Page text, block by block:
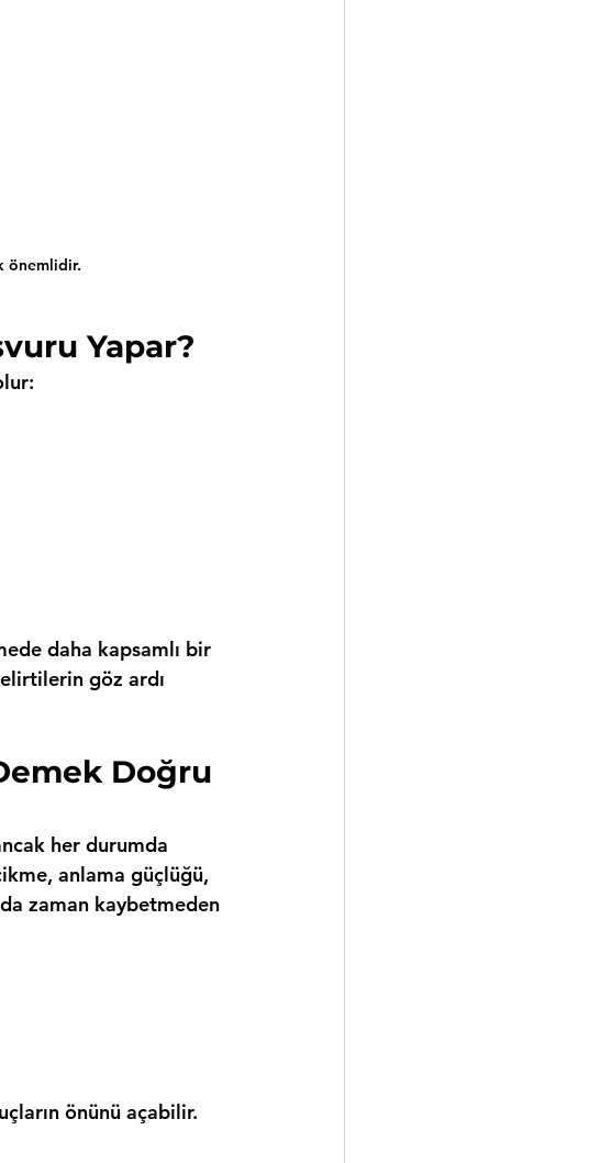
önemlidir.
Yapar?
daha kapsamlı bir
göz ardı
Doğru
her durumda
anlama güçlüğü,
zaman kaybetmeden
önünü açabilir.